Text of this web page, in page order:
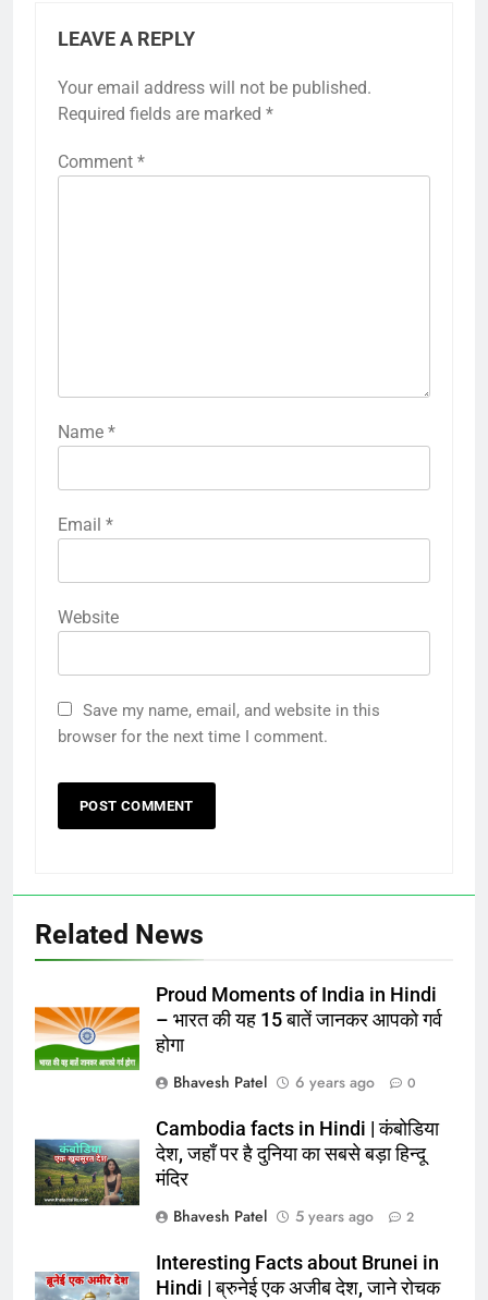
LEAVE A REPLY
Your email address will not be published.
Required fields are marked *
Comment *
Name *
Email *
Website
Save my name, email, and website in this
browser for the next time I comment.
Related News
Proud Moments of India in Hindi
– भारत की यह 15 बातें जानकर आपको गर्व
होगा
Bhavesh Patel
6 years ago 0
Cambodia facts in Hindi | कंबोडिया
देश, जहाँ पर है दुनिया का सबसे बड़ा हिन्दू
मंदिर
Bhavesh Patel
5 years ago 2
Interesting Facts about Brunei in
Hindi | ब्रुनेई एक अजीब देश, जाने रोचक